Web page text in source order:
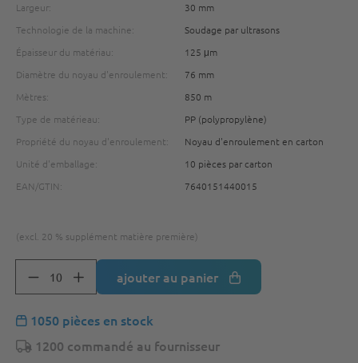
Largeur:
30 mm
Technologie de la machine:
Soudage par ultrasons
Épaisseur du matériau:
125 μm
Diamètre du noyau d'enroulement:
76 mm
Mètres:
850 m
Type de matérieau:
PP (polypropylène)
Propriété du noyau d'enroulement:
Noyau d'enroulement en carton
Unité d'emballage:
10 pièces par carton
EAN/GTIN:
7640151440015
(excl. 20 % supplément matière première)
ajouter au panier
1050 pièces en stock
1200 commandé au fournisseur